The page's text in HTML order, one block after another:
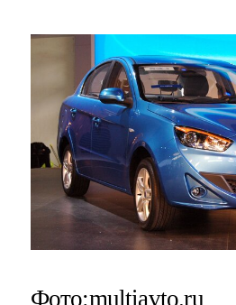
Фото:multiavto.ru